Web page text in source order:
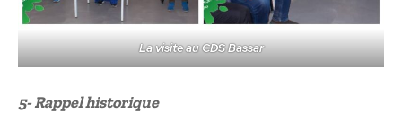
La visite au CDS Bassar
5- Rappel historique